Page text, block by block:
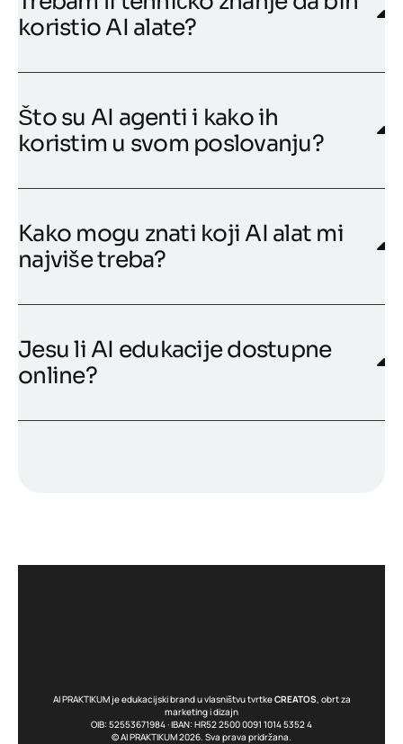
koristio AI alate?
Što su AI agenti i kako ih
koristim u svom poslovanju?
Kako mogu znati koji AI alat mi
najviše treba?
Jesu li AI edukacije dostupne
online?
AI PRAKTIKUM je edukacijski brand u vlasništvu tvrtkeCREATOS, obrt za
marketing i dizajn
OIB: 52553671984 · IBAN: HR52 2500 0091 1014 5352 4
© AI PRAKTIKUM 2026. Sva prava pridržana.